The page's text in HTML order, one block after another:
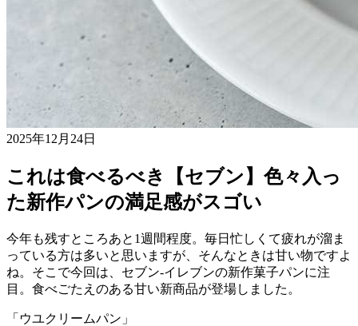
2025年12月24日
これは食べるべき【セブン】色々入っ
た新作パンの満足感がスゴい
今年も残すところあと1週間程度。毎日忙しくて疲れが溜ま
っている方は多いと思いますが、そんなときは甘い物ですよ
ね。そこで今回は、セブン-イレブンの新作菓子パンに注
目。食べごたえのある甘い新商品が登場しました。
「ウユクリームパン」